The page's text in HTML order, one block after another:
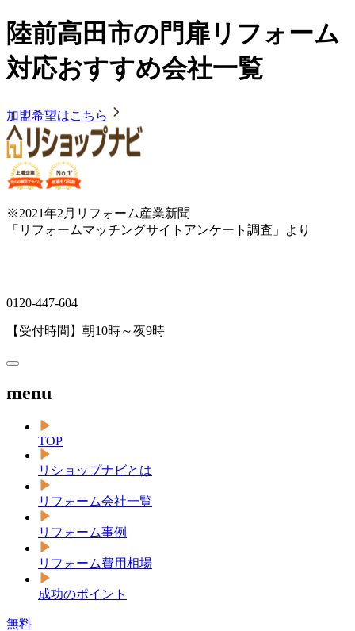
陸前高田市の門扉リフォーム
対応おすすめ会社一覧
加盟希望はこちら
※2021年2月リフォーム産業新聞
「リフォームマッチングサイトアンケート調査」より
0120-447-604
【受付時間】朝10時～夜9時
menu
TOP
リショップナビとは
リフォーム会社一覧
リフォーム事例
リフォーム費用相場
成功のポイント
無料